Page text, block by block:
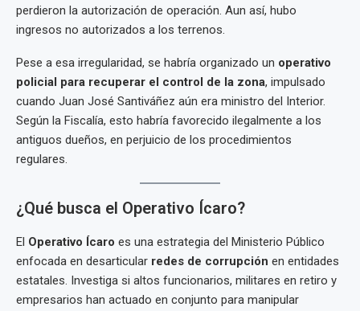
perdieron la autorización de operación. Aun así, hubo
ingresos no autorizados a los terrenos.
Pese a esa irregularidad, se habría organizado un operativo
policial para recuperar el control de la zona, impulsado
cuando Juan José Santiváñez aún era ministro del Interior.
Según la Fiscalía, esto habría favorecido ilegalmente a los
antiguos dueños, en perjuicio de los procedimientos
regulares.
¿Qué busca el Operativo Ícaro?
El Operativo Ícaro es una estrategia del Ministerio Público
enfocada en desarticular redes de corrupción en entidades
estatales. Investiga si altos funcionarios, militares en retiro y
empresarios han actuado en conjunto para manipular